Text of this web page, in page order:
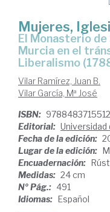
Mujeres,
el Monasterio de Santa Clara la Real de
Murcia en el
Liberalismo
Vilar Ramírez, Juan B.
Vilar García, Mª José
ISBN: 9788483715512
Editorial: Universidad
Fecha de la edición:
Lugar de la edición:
Encuadernación:
Medidas: 24 cm
Nº Pág.: 491
Idiomas: Español